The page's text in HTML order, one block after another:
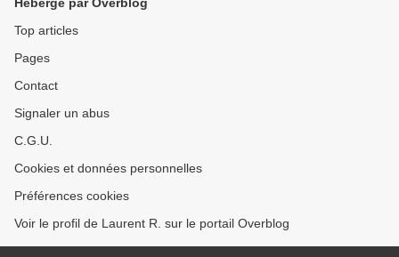
Top articles
Pages
Contact
Signaler un abus
C.G.U.
Cookies et données personnelles
Préférences cookies
Voir le profil de Laurent R. sur le portail Overblog